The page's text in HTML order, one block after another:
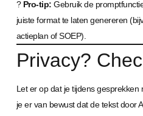
? Pro-tip: Gebruik de
juiste format te laten genereren
actieplan of SOEP).
Privacy?
Let er op dat je tijdens
je er van bewust dat de tekst door